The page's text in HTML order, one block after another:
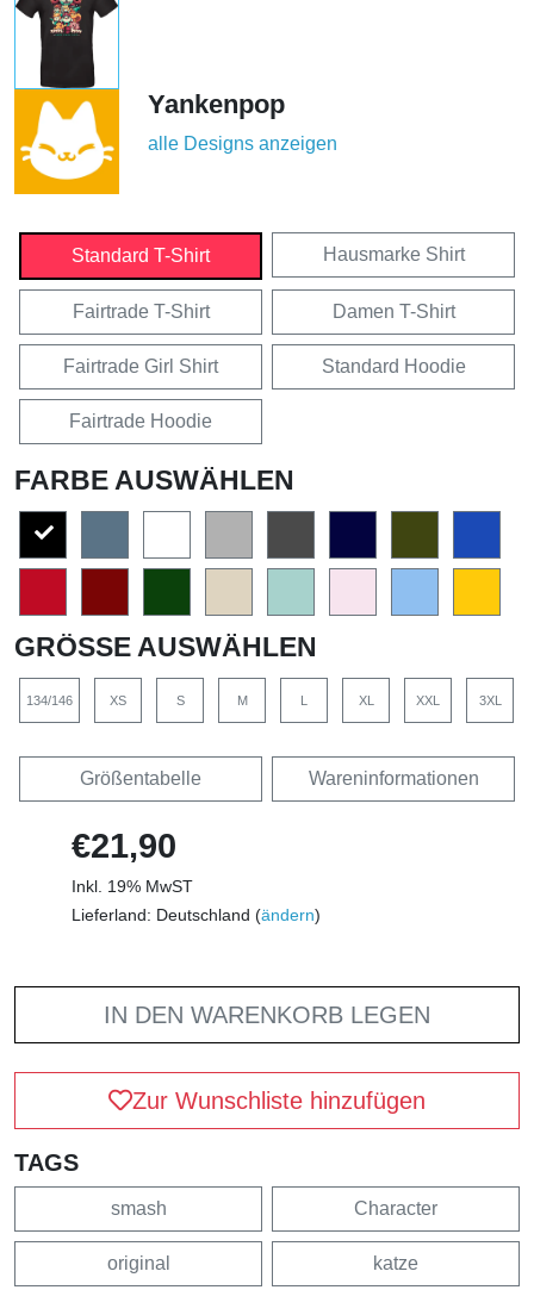
Yankenpop
alle Designs anzeigen
Standard T-Shirt Hausmarke Shirt
Fairtrade T-Shirt Damen T-Shirt
Fairtrade Girl Shirt Standard Hoodie
Fairtrade Hoodie
FARBE AUSWÄHLEN
GRÖSSE AUSWÄHLEN
134/146 XS S M L XL XXL 3XL
Größentabelle Wareninformationen
€21,90
Inkl. 19% MwST
Lieferland: Deutschland (ändern)
IN DEN WARENKORB LEGEN
Zur Wunschliste hinzufügen
TAGS
smash Character
original katze